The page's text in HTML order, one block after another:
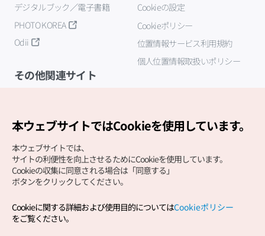
デジタルブック／電子書籍
PHOTO KOREA
Odii
Cookieの設定
Cookieポリシー
位置情報サービス利用規約
個人位置情報取扱いポリシー
その他関連サイト
Copyright (c) Korea Tourism Organization All Rights
本ウェブサイトではCookieを使用しています。
本ウェブサイトでは、
サイトの利便性を向上させるためにCookieを使用しています。
Cookieの収集に同意される場合は「同意する」
ボタンをクリックしてください。
Cookieに関する詳細および使用目的についてはCookieポリシー
をご覧ください。